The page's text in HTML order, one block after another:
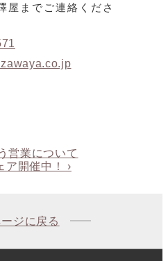
屋までご連絡くださ
営業について
ア開催中！ ›
ジに戻る